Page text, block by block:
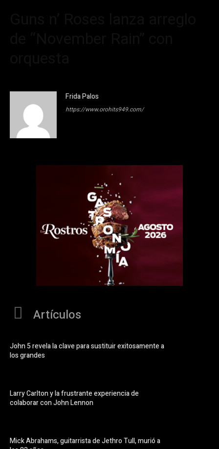
Frida Palos
https://www.orohits949.com/
Artículos
John 5 revela la clave para sustituir exitosamente a
los grandes
Larry Carlton y la frustrante experiencia de
colaborar con John Lennon
Mick Abrahams, guitarrista de Jethro Tull, murió a